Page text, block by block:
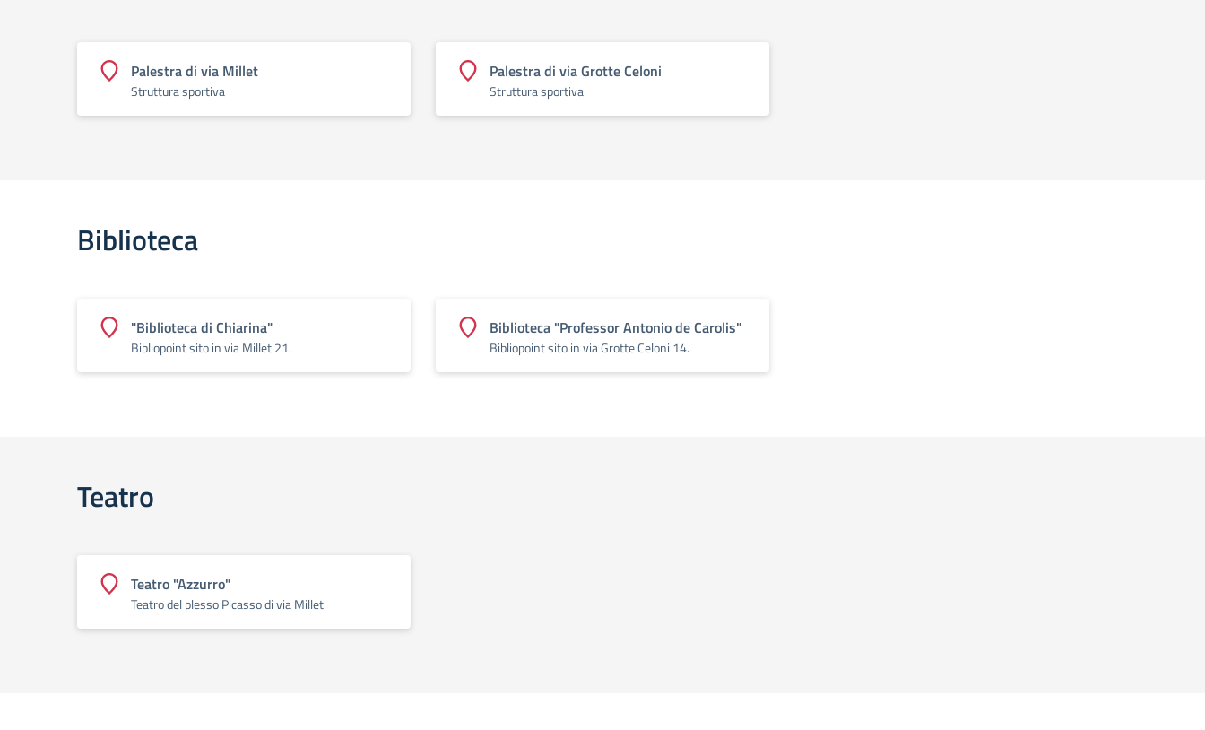
Palestra di via Millet
Struttura sportiva
Palestra di via Grotte Celoni
Struttura sportiva
Biblioteca
"Biblioteca di Chiarina"
Bibliopoint sito in via Millet 21.
Biblioteca "Professor Antonio de Carolis"
Bibliopoint sito in via Grotte Celoni 14.
Teatro
Teatro "Azzurro"
Teatro del plesso Picasso di via Millet